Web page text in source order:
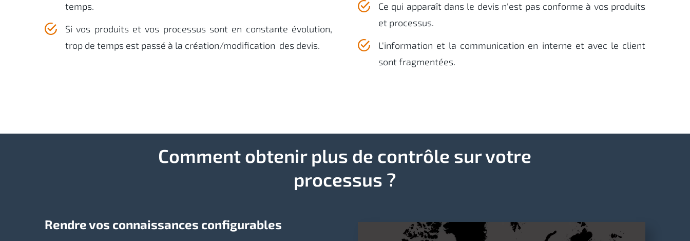
temps.
Si vos produits et vos processus sont en constante évolution,
trop de temps est passé à la création/modification des devis.
Ce qui apparaît dans le devis n'est pas conforme à vos produits
et processus.
L'information et la communication en interne et avec le client
sont fragmentées.
Comment obtenir plus de contrôle sur votre
processus ?
Rendre vos connaissances configurables